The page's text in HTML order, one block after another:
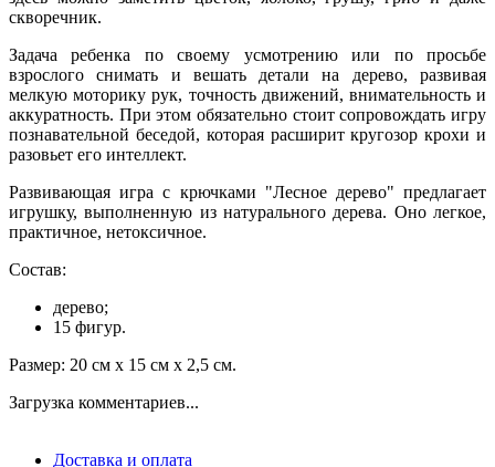
скворечник.
Задача ребенка по своему усмотрению или по просьбе
взрослого снимать и вешать детали на дерево, развивая
мелкую моторику рук, точность движений, внимательность и
аккуратность. При этом обязательно стоит сопровождать игру
познавательной беседой, которая расширит кругозор крохи и
разовьет его интеллект.
Развивающая игра с крючками "Лесное дерево" предлагает
игрушку, выполненную из натурального дерева. Оно легкое,
практичное, нетоксичное.
Состав:
дерево;
15 фигур.
Размер: 20 см х 15 см х 2,5 см.
Загрузка комментариев...
Доставка и оплата